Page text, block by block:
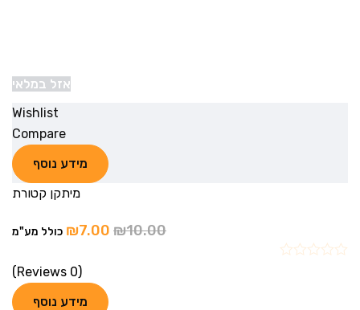
אזל במלאי
Wishlist
Compare
מידע נוסף
מיתקן קטורת
₪10.00
₪7.00 כולל מע"מ
(0 Reviews)
מידע נוסף